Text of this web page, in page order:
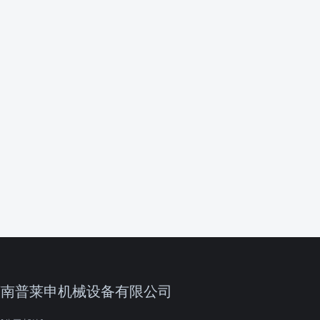
普莱申机械设备有限公司